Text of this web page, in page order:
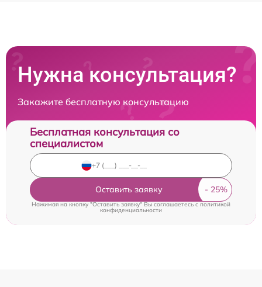
Нужна консультация?
Закажите бесплатную консультацию
Бесплатная консультация со
специалистом
Оставить заявку
Нажимая на кнопку "Оставить заявку" Вы соглашаетесь cполитикой
конфиденциальности